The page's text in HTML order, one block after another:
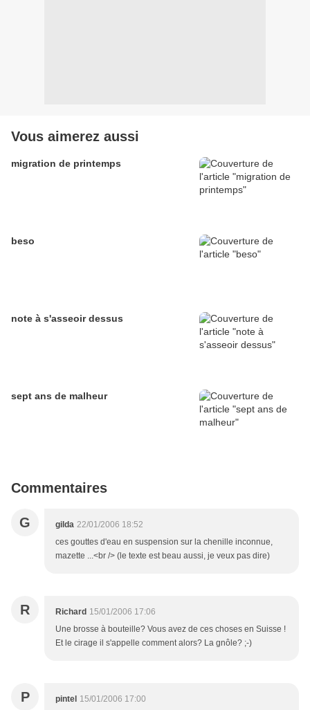
Vous aimerez aussi
migration de printemps
beso
note à s'asseoir dessus
sept ans de malheur
Commentaires
G gilda 22/01/2006 18:52
ces gouttes d'eau en suspension sur la chenille inconnue,
mazette ...<br /> (le texte est beau aussi, je veux pas dire)
R Richard 15/01/2006 17:06
Une brosse à bouteille? Vous avez de ces choses en Suisse !
Et le cirage il s'appelle comment alors? La gnôle? ;-)
P pintel 15/01/2006 17:00